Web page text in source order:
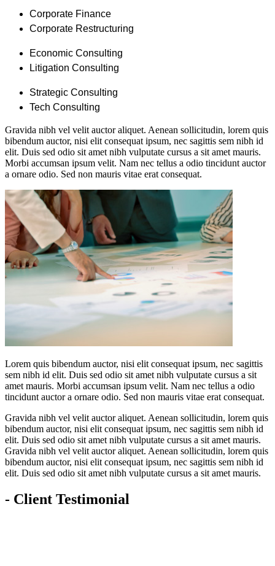
Corporate Finance
Corporate Restructuring
Economic Consulting
Litigation Consulting
Strategic Consulting
Tech Consulting
Gravida nibh vel velit auctor aliquet. Aenean sollicitudin, lorem quis
bibendum auctor, nisi elit consequat ipsum, nec sagittis sem nibh id
elit. Duis sed odio sit amet nibh vulputate cursus a sit amet mauris.
Morbi accumsan ipsum velit. Nam nec tellus a odio tincidunt auctor
a ornare odio. Sed non mauris vitae erat consequat.
Lorem quis bibendum auctor, nisi elit consequat ipsum, nec sagittis
sem nibh id elit. Duis sed odio sit amet nibh vulputate cursus a sit
amet mauris. Morbi accumsan ipsum velit. Nam nec tellus a odio
tincidunt auctor a ornare odio. Sed non mauris vitae erat consequat.
Gravida nibh vel velit auctor aliquet. Aenean sollicitudin, lorem quis
bibendum auctor, nisi elit consequat ipsum, nec sagittis sem nibh id
elit. Duis sed odio sit amet nibh vulputate cursus a sit amet mauris.
Gravida nibh vel velit auctor aliquet. Aenean sollicitudin, lorem quis
bibendum auctor, nisi elit consequat ipsum, nec sagittis sem nibh id
elit. Duis sed odio sit amet nibh vulputate cursus a sit amet mauris.
- Client Testimonial